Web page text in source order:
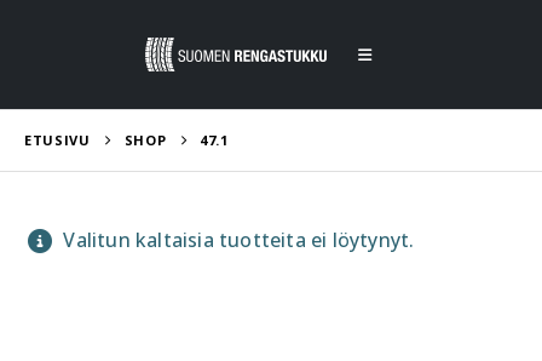
ETUSIVU SHOP 47.1
Valitun kaltaisia tuotteita ei löytynyt.